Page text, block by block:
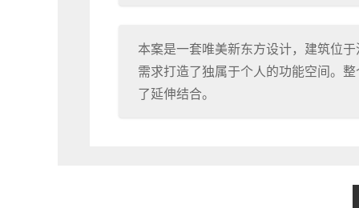
本案是一套唯美新东方设计，建筑位
需求打造了独属于个人的功能空间。
了延伸结合。